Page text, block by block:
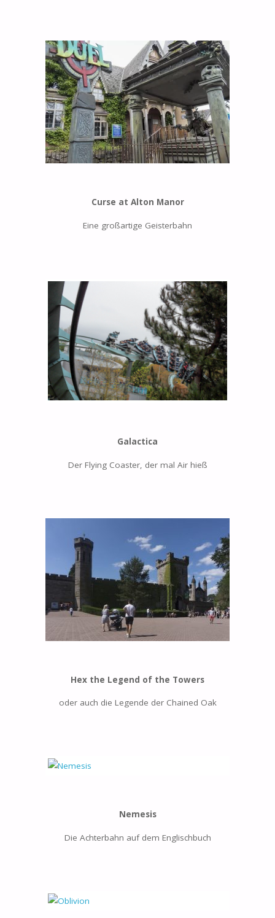
Curse at Alton Manor
Eine großartige Geisterbahn
Galactica
Der Flying Coaster, der mal Air hieß
Hex the Legend of the Towers
oder auch die Legende der Chained Oak
Nemesis
Die Achterbahn auf dem Englischbuch